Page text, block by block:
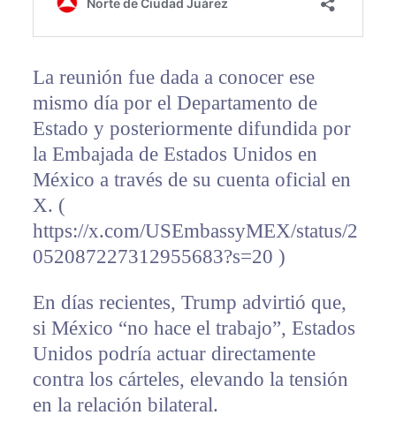
La reunión fue dada a conocer ese
mismo día por el Departamento de
Estado y posteriormente difundida por
la Embajada de Estados Unidos en
México a través de su cuenta oficial en
X. (
https://x.com/USEmbassyMEX/status/2
052087227312955683?s=20 )
En días recientes, Trump advirtió que,
si México “no hace el trabajo”, Estados
Unidos podría actuar directamente
contra los cárteles, elevando la tensión
en la relación bilateral.